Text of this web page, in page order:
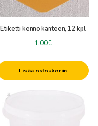
Etiketti kenno kanteen, 12 kpl
1.00€
Lisää ostoskoriin
Tällä